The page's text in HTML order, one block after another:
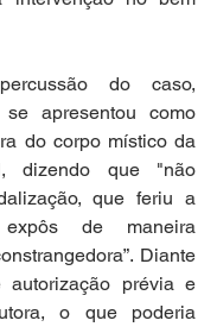
do caso,
apresentou como
do corpo místico da
dizendo que "não
que feriu a
de maneira
Diante
prévia e
o que poderia